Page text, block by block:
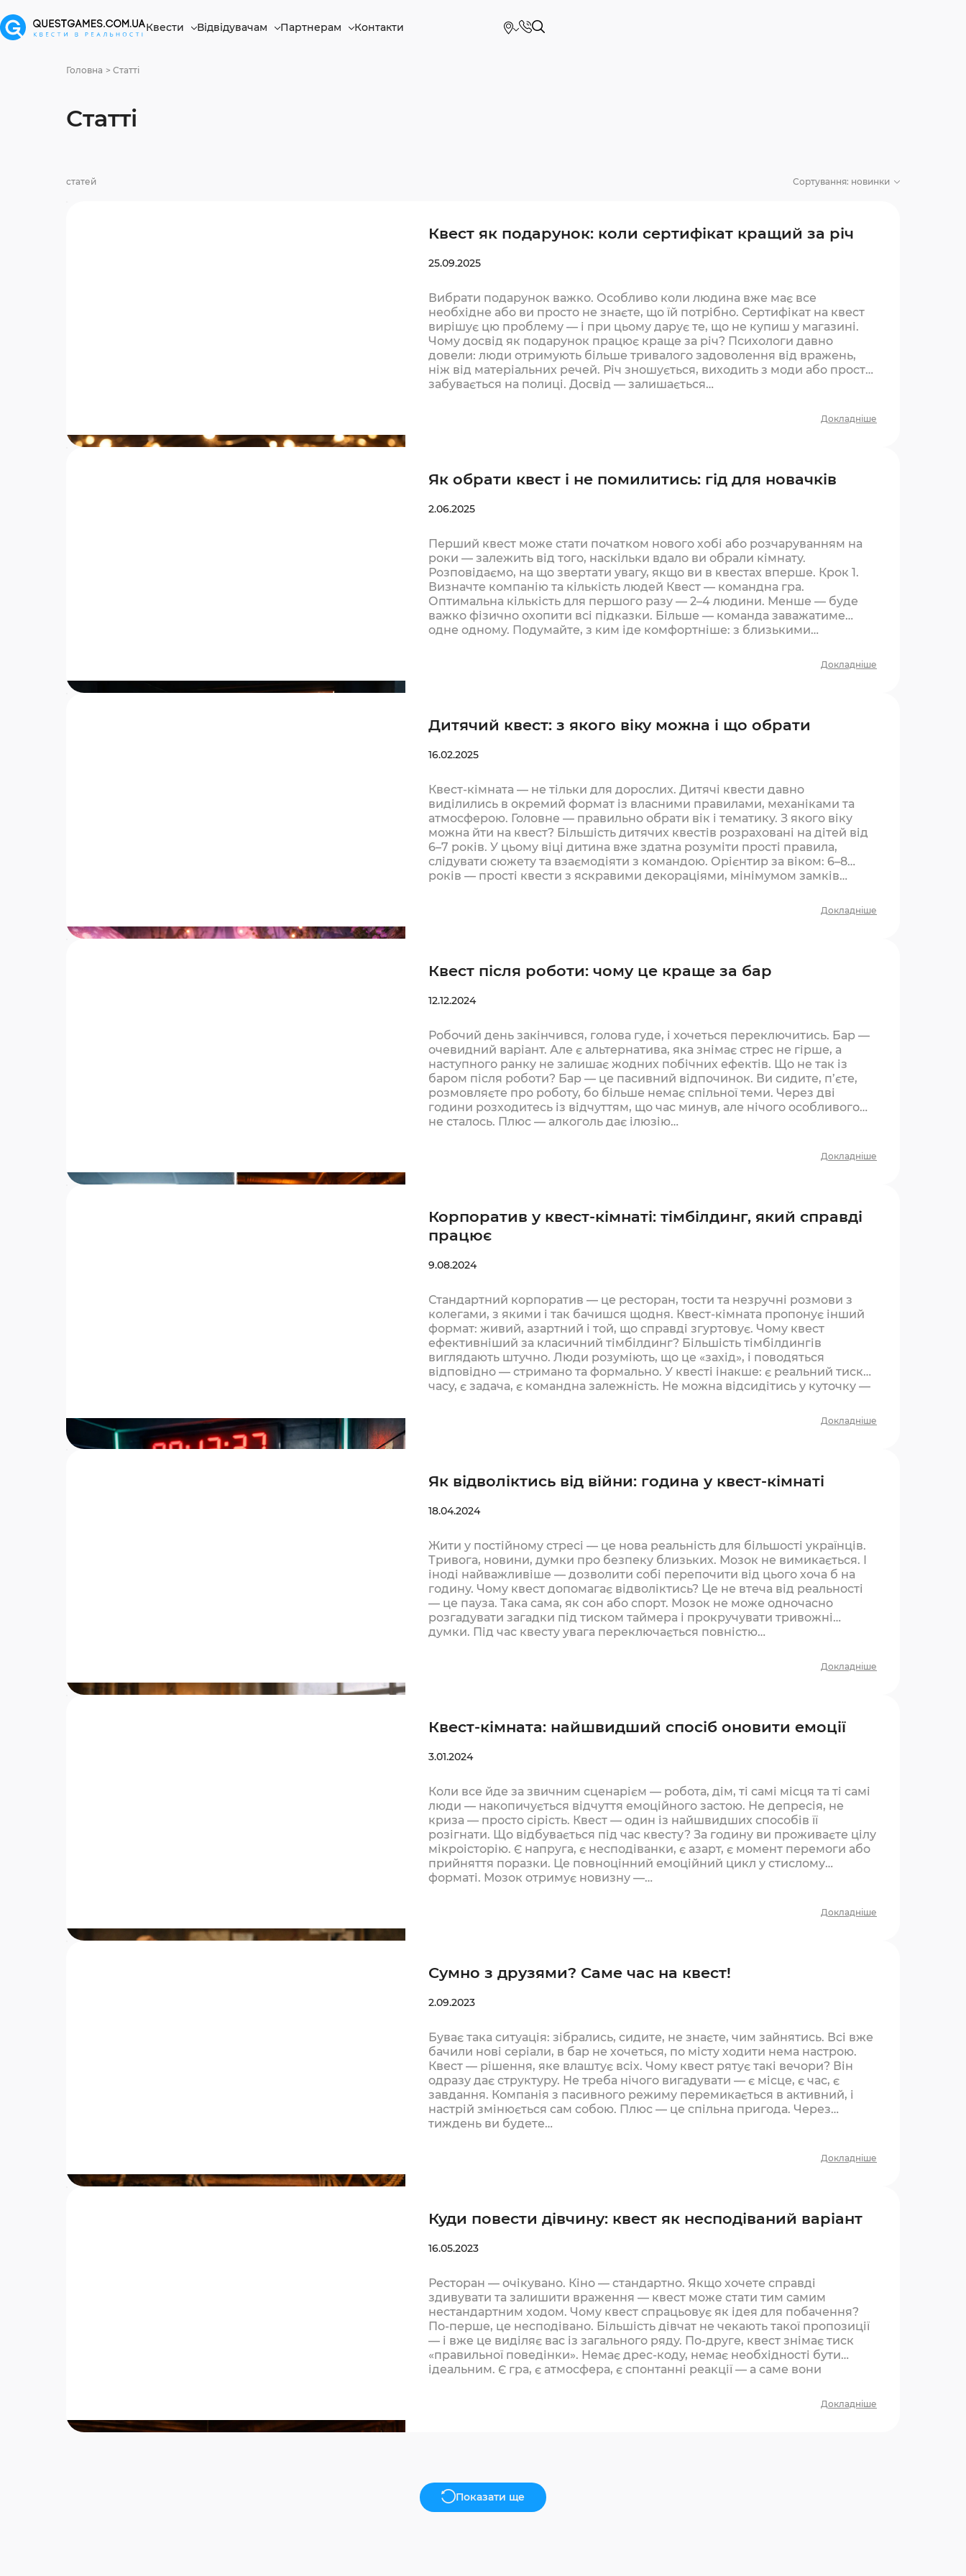
Квести Відвідувачам Партнерам Контакти
Головна Статті
Статті
статей Сортування: новинки
Квест як подарунок: коли сертифікат кращий за річ
25.09.2025
Вибрати подарунок важко. Особливо коли людина вже має все
необхідне або ви просто не знаєте, що їй потрібно. Сертифікат на квест
вирішує цю проблему — і при цьому дарує те, що не купиш у магазині.
Чому досвід як подарунок працює краще за річ? Психологи давно
довели: люди отримують більше тривалого задоволення від вражень,
ніж від матеріальних речей. Річ зношується, виходить з моди або просто
забувається на полиці. Досвід — залишається…
Докладніше
Як обрати квест і не помилитись: гід для новачків
2.06.2025
Перший квест може стати початком нового хобі або розчаруванням на
роки — залежить від того, наскільки вдало ви обрали кімнату.
Розповідаємо, на що звертати увагу, якщо ви в квестах вперше. Крок 1.
Визначте компанію та кількість людей Квест — командна гра.
Оптимальна кількість для першого разу — 2–4 людини. Менше — буде
важко фізично охопити всі підказки. Більше — команда заважатиме
одне одному. Подумайте, з ким іде комфортніше: з близькими…
Докладніше
Дитячий квест: з якого віку можна і що обрати
16.02.2025
Квест-кімната — не тільки для дорослих. Дитячі квести давно
виділились в окремий формат із власними правилами, механіками та
атмосферою. Головне — правильно обрати вік і тематику. З якого віку
можна йти на квест? Більшість дитячих квестів розраховані на дітей від
6–7 років. У цьому віці дитина вже здатна розуміти прості правила,
слідувати сюжету та взаємодіяти з командою. Орієнтир за віком: 6–8
років — прості квести з яскравими декораціями, мінімумом замків…
Докладніше
Квест після роботи: чому це краще за бар
12.12.2024
Робочий день закінчився, голова гуде, і хочеться переключитись. Бар —
очевидний варіант. Але є альтернатива, яка знімає стрес не гірше, а
наступного ранку не залишає жодних побічних ефектів. Що не так із
баром після роботи? Бар — це пасивний відпочинок. Ви сидите, п’єте,
розмовляєте про роботу, бо більше немає спільної теми. Через дві
години розходитесь із відчуттям, що час минув, але нічого особливого
не сталось. Плюс — алкоголь дає ілюзію…
Докладніше
Корпоратив у квест-кімнаті: тімбілдинг, який справді
працює
9.08.2024
Стандартний корпоратив — це ресторан, тости та незручні розмови з
колегами, з якими і так бачишся щодня. Квест-кімната пропонує інший
формат: живий, азартний і той, що справді згуртовує. Чому квест
ефективніший за класичний тімбілдинг? Більшість тімбілдингів
виглядають штучно. Люди розуміють, що це «захід», і поводяться
відповідно — стримано та формально. У квесті інакше: є реальний тиск
часу, є задача, є командна залежність. Не можна відсидітись у куточку —
Докладніше
Як відволіктись від війни: година у квест-кімнаті
18.04.2024
Жити у постійному стресі — це нова реальність для більшості українців.
Тривога, новини, думки про безпеку близьких. Мозок не вимикається. І
іноді найважливіше — дозволити собі перепочити від цього хоча б на
годину. Чому квест допомагає відволіктись? Це не втеча від реальності
— це пауза. Така сама, як сон або спорт. Мозок не може одночасно
розгадувати загадки під тиском таймера і прокручувати тривожні
думки. Під час квесту увага переключається повністю…
Докладніше
Квест-кімната: найшвидший спосіб оновити емоції
3.01.2024
Коли все йде за звичним сценарієм — робота, дім, ті самі місця та ті самі
люди — накопичується відчуття емоційного застою. Не депресія, не
криза — просто сірість. Квест — один із найшвидших способів її
розігнати. Що відбувається під час квесту? За годину ви проживаєте цілу
мікроісторію. Є напруга, є несподіванки, є азарт, є момент перемоги або
прийняття поразки. Це повноцінний емоційний цикл у стислому
форматі. Мозок отримує новизну —…
Докладніше
Сумно з друзями? Саме час на квест!
2.09.2023
Буває така ситуація: зібрались, сидите, не знаєте, чим зайнятись. Всі вже
бачили нові серіали, в бар не хочеться, по місту ходити нема настрою.
Квест — рішення, яке влаштує всіх. Чому квест рятує такі вечори? Він
одразу дає структуру. Не треба нічого вигадувати — є місце, є час, є
завдання. Компанія з пасивного режиму перемикається в активний, і
настрій змінюється сам собою. Плюс — це спільна пригода. Через
тиждень ви будете…
Докладніше
Куди повести дівчину: квест як несподіваний варіант
16.05.2023
Ресторан — очікувано. Кіно — стандартно. Якщо хочете справді
здивувати та залишити враження — квест може стати тим самим
нестандартним ходом. Чому квест спрацьовує як ідея для побачення?
По-перше, це несподівано. Більшість дівчат не чекають такої пропозиції
— і вже це виділяє вас із загального ряду. По-друге, квест знімає тиск
«правильної поведінки». Немає дрес-коду, немає необхідності бути
ідеальним. Є гра, є атмосфера, є спонтанні реакції — а саме вони
Докладніше
Показати ще